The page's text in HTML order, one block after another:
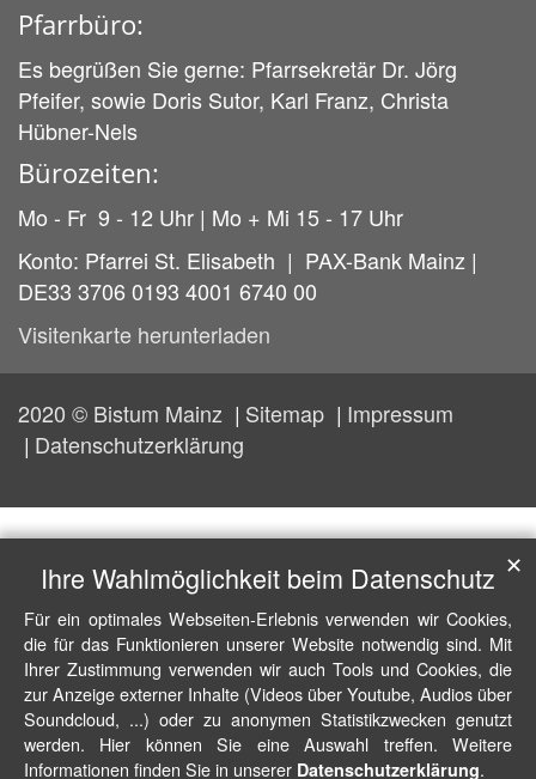
Pfarrbüro:
Es begrüßen Sie gerne: Pfarrsekretär Dr. Jörg
Pfeifer, sowie Doris Sutor, Karl Franz, Christa
Hübner-Nels
Bürozeiten:
Mo - Fr 9 - 12 Uhr | Mo + Mi 15 - 17 Uhr
Konto: Pfarrei St. Elisabeth | PAX-Bank Mainz |
DE33 3706 0193 4001 6740 00
Visitenkarte herunterladen
2020 © Bistum Mainz Sitemap
Impressum
Datenschutzerklärung
Ihre Wahlmöglichkeit beim Datenschutz
Für ein optimales Webseiten-Erlebnis verwenden wir Cookies,
die für das Funktionieren unserer Website notwendig sind. Mit
Ihrer Zustimmung verwenden wir auch Tools und Cookies, die
zur Anzeige externer Inhalte (Videos über Youtube, Audios über
Soundcloud, ...) oder zu anonymen Statistikzwecken genutzt
werden. Hier können Sie eine Auswahl treffen. Weitere
Informationen finden Sie in unserer Datenschutzerklärung.
✕